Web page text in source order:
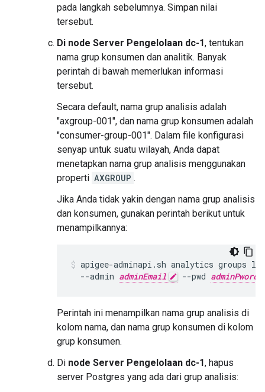
pada langkah sebelumnya. Simpan nilai
tersebut.
Di node Server Pengelolaan dc-1, tentukan
nama grup konsumen dan analitik. Banyak
perintah di bawah memerlukan informasi
tersebut.
Secara default, nama grup analisis adalah
"axgroup-001", dan nama grup konsumen adalah
"consumer-group-001". Dalam file konfigurasi
senyap untuk suatu wilayah, Anda dapat
menetapkan nama grup analisis menggunakan
properti AXGROUP .
Jika Anda tidak yakin dengan nama grup analisis
dan konsumen, gunakan perintah berikut untuk
menampilkannya:
apigee-adminapi.sh analytics groups
  --admin
adminEmail --pwd adminPword
Perintah ini menampilkan nama grup analisis di
kolom nama, dan nama grup konsumen di kolom
grup konsumen.
Di node Server Pengelolaan dc-1, hapus
server Postgres yang ada dari grup analisis: